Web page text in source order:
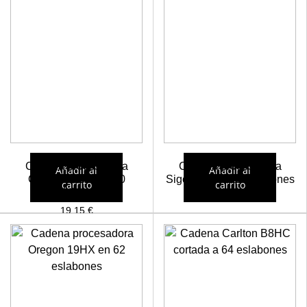
Cadena procesadora
Oregon 18HX en 70
eslabones
19,15€
Añadir al
carrito
Cadena procesadora
SigoWood a 73 eslabones
Añadir al
carrito